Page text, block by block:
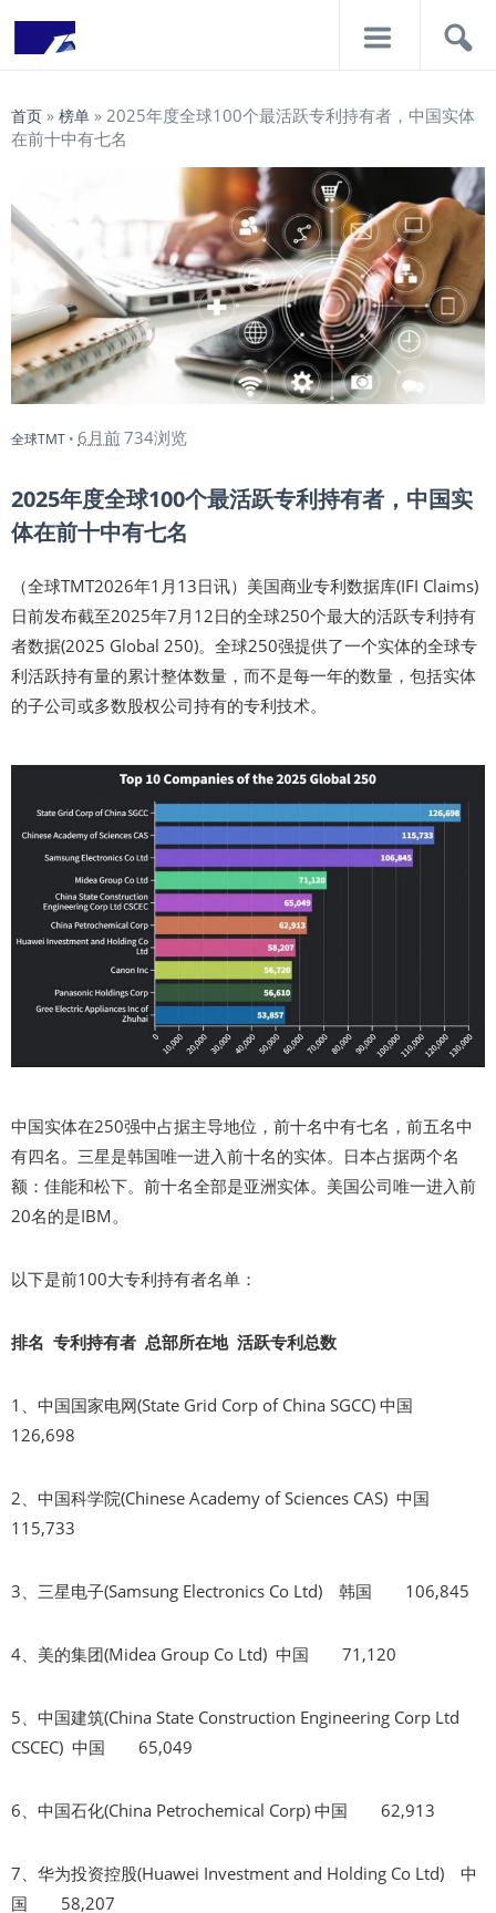
首页 » 榜单 » 2025年度全球100个最活跃专利持有者，中国实体
在前十中有七名
全球TMT • 6月前734浏览
2025年度全球100个最活跃专利持有者，中国实
体在前十中有七名
（全球TMT2026年1月13日讯）美国商业专利数据库(IFI Claims)
日前发布截至2025年7月12日的全球250个最大的活跃专利持有
者数据(2025 Global 250)。全球250强提供了一个实体的全球专
利活跃持有量的累计整体数量，而不是每一年的数量，包括实体
的子公司或多数股权公司持有的专利技术。
中国实体在250强中占据主导地位，前十名中有七名，前五名中
有四名。三星是韩国唯一进入前十名的实体。日本占据两个名
额：佳能和松下。前十名全部是亚洲实体。美国公司唯一进入前
20名的是IBM。
以下是前100大专利持有者名单：
排名 专利持有者 总部所在地 活跃专利总数
1、中国国家电网(State Grid Corp of China SGCC) 中国
126,698
2、中国科学院(Chinese Academy of Sciences CAS) 中国
115,733
3、三星电子(Samsung Electronics Co Ltd) 韩国 106,845
4、美的集团(Midea Group Co Ltd) 中国 71,120
5、中国建筑(China State Construction Engineering Corp Ltd
CSCEC) 中国 65,049
6、中国石化(China Petrochemical Corp) 中国 62,913
7、华为投资控股(Huawei Investment and Holding Co Ltd) 中
国 58,207